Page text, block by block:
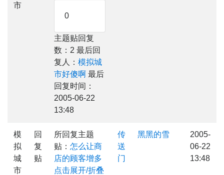
市
0
主题贴回复
数：2 最后回
复人： 模拟城
市好傻啊 最后
回复时间：
2005-06-22
13:48
模
拟
城
市
回
复
贴
所回复主题
贴： 怎么让商
店的顾客增多
点击展开/折叠
传
送
门
黑黑的雪
2005-
06-22
13:48